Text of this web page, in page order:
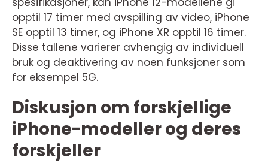
opptil 17 timer med avspilling av video, iPhone
SE opptil 13 timer, og iPhone XR opptil 16 timer.
Disse tallene varierer avhengig av individuell
bruk og deaktivering av noen funksjoner som
for eksempel 5G.
Diskusjon om forskjellige
iPhone-modeller og deres
forskjeller